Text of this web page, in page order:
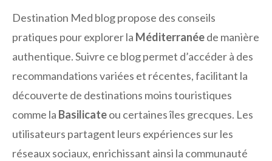
Destination Med blog propose des conseils
pratiques pour explorer la Méditerranéede manière
authentique. Suivre ce blog permet d’accéder à des
recommandations variées et récentes, facilitant la
découverte de destinations moins touristiques
comme la Basilicateou certaines îles grecques. Les
utilisateurs partagent leurs expériences sur les
réseaux sociaux, enrichissant ainsi la communauté